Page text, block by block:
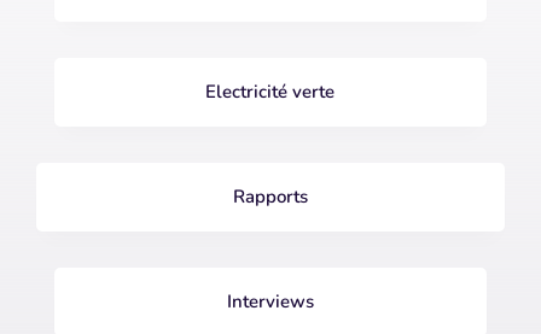
Electricité verte
Rapports
Interviews